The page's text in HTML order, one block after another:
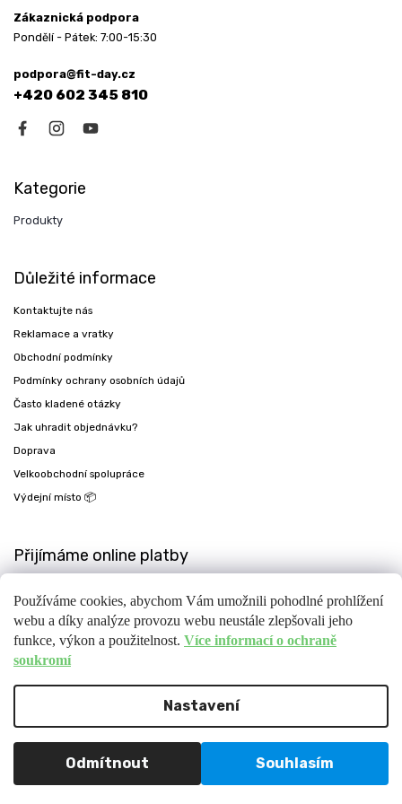
Používáme cookies, abychom Vám umožnili pohodlné prohlížení
webu a díky analýze provozu webu neustále zlepšovali jeho
funkce, výkon a použitelnost. Více informací o ochraně
soukromí
Nastavení
Odmítnout Souhlasím
Zákaznická podpora
Pondělí - Pátek: 7:00-15:30
podpora@fit-day.cz
+420 602 345 810
Kategorie
Produkty
Důležité informace
Kontaktujte nás
Reklamace a vratky
Obchodní podmínky
Podmínky ochrany osobních údajů
Často kladené otázky
Jak uhradit objednávku?
Doprava
Velkoobchodní spolupráce
Výdejní místo 📦
Přijímáme online platby
Fit-day. Všechna práva vyhrazena.
Upravit nastavení cookies
| Platforma